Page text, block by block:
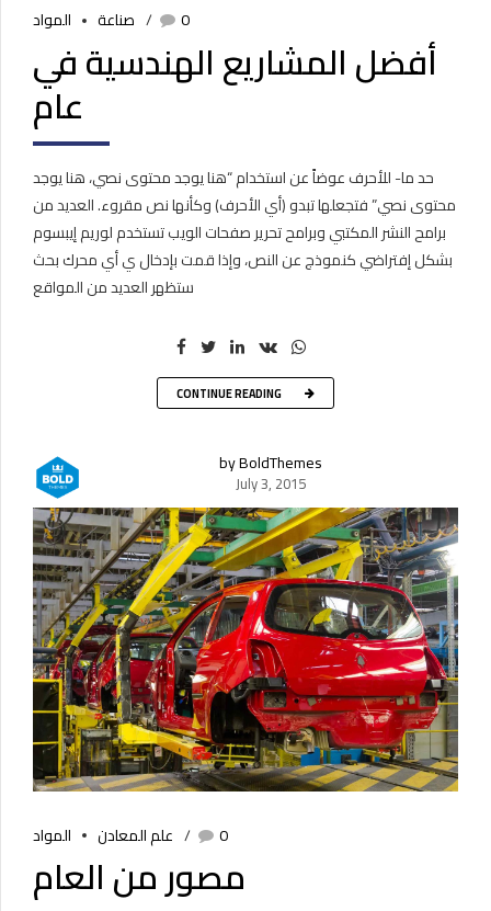
المواد صناعة 0
أفضل المشاريع الهندسية في
عام
حد ما- للأحرف عوضاً عن استخدام “هنا يوجد محتوى نصي، هنا يوجد
محتوى نصي” فتجعلها تبدو (أي الأحرف) وكأنها نص مقروء. العديد من
برامح النشر المكتبي وبرامح تحرير صفحات الويب تستخدم لوريم إيبسوم
بشكل إفتراضي كنموذج عن النص، وإذا قمت بإدخال ي أي محرك بحث
ستظهر العديد من المواقع
CONTINUE READING
by BoldThemes
July 3, 2015
المواد علم المعادن 0
مصور من العام